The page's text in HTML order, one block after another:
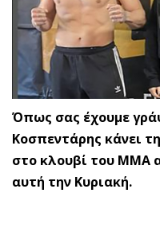
Όπως σας έχουμε
Κοσπεντάρης κάνει
στο κλουβί του ΜΜΑ
αυτή την Κυριακή.